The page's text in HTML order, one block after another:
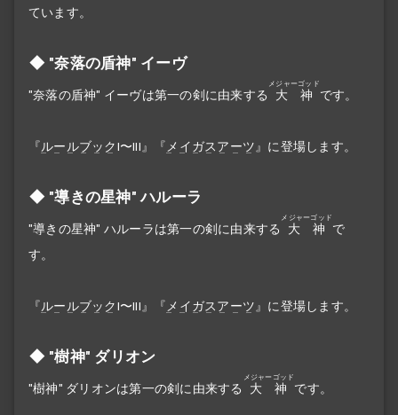
ています。
"奈落の盾神" イーヴ
"奈落の盾神" イーヴは第一の剣に由来する 大神
メジャーゴッド
です。
『ルールブックI〜III』『メイガスアーツ』に登場します。
"導きの星神" ハルーラ
"導きの星神" ハルーラは第一の剣に由来する 大神
メジャーゴッド
で
す。
『ルールブックI〜III』『メイガスアーツ』に登場します。
"樹神" ダリオン
"樹神" ダリオンは第一の剣に由来する 大神
メジャーゴッド
です。